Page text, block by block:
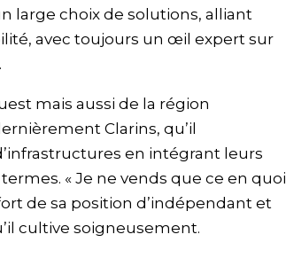
large choix de solutions, alliant
avec toujours un œil expert sur
mais aussi de la région
Clarins, qu’il
en intégrant leurs
« Je ne vends que ce en quoi
de sa position d’indépendant et
cultive soigneusement.